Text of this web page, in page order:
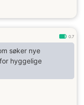
0.7
søker nye
hyggelige